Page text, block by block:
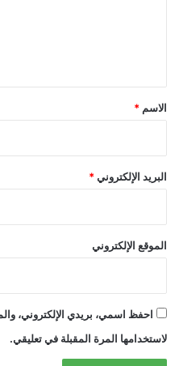
*
الاسم *
البريد الإلكتروني *
الموقع الإلكتروني
احفظ اسمي، بريدي الإلكتروني،
لاستخدامها المرة المقبلة في تعليقي.